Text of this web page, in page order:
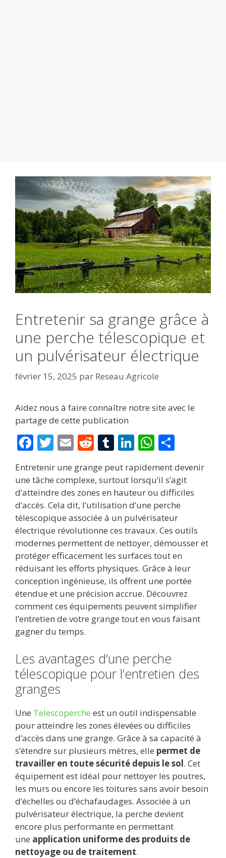
Entretenir sa grange grâce à
une perche télescopique et
un pulvérisateur électrique
février 15, 2025 par Reseau Agricole
Aidez nous à faire connaître notre site avec le
partage de cette publication
F
e
b
o
o
k
T
itt
er
E
ai
l
R
d
di
t
T
m
bl
r
Li
n
k
e
dI
n
W
at
s
A
p
p
ar
ta
g
er
Entretenir une grange peut rapidement devenir
une tâche complexe, surtout lorsqu’il s’agit
d’atteindre des zones en hauteur ou difficiles
d’accès. Cela dit, l’utilisation d’une perche
télescopique associée à un pulvérisateur
électrique révolutionne ces travaux. Ces outils
modernes permettent de nettoyer, démousser et
protéger efficacement les surfaces tout en
réduisant les efforts physiques. Grâce à leur
conception ingénieuse, ils offrent une portée
étendue et une précision accrue. Découvrez
comment ces équipements peuvent simplifier
l’entretien de votre grange tout en vous faisant
gagner du temps.
Les avantages d’une perche
télescopique pour l’entretien des
granges
Une Telescoperche est un outil indispensable
pour atteindre les zones élevées ou difficiles
d’accès dans une grange. Grâce à sa capacité à
s’étendre sur plusieurs mètres, elle permet de
travailler en toute sécurité depuis le sol. Cet
équipement est idéal pour nettoyer les poutres,
les murs ou encore les toitures sans avoir besoin
d’échelles ou d’échafaudages. Associée à un
pulvérisateur électrique, la perche devient
encore plus performante en permettant
une application uniforme des produits de
nettoyage ou de traitement.